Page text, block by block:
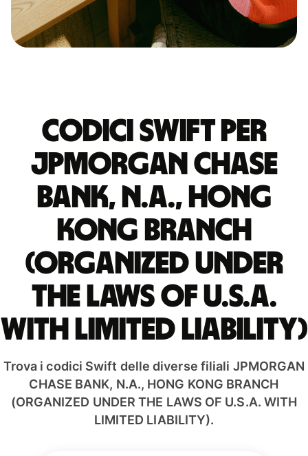
Codici Swift per
JPMORGAN CHASE
BANK, N.A., HONG
KONG BRANCH
(ORGANIZED UNDER
THE LAWS OF U.S.A.
WITH LIMITED LIABILITY)
Trova i codici Swift delle diverse filiali JPMORGAN
CHASE BANK, N.A., HONG KONG BRANCH
(ORGANIZED UNDER THE LAWS OF U.S.A. WITH
LIMITED LIABILITY).